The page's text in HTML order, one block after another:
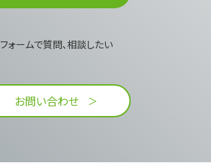
フォームで質問、相談したい
お問い合わせ